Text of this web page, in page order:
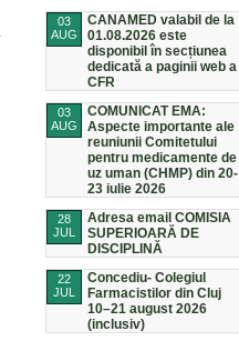
03
AUG
CANAMED valabil de la
01.08.2026 este
disponibil în secțiunea
dedicată a paginii web a
CFR
03
AUG
COMUNICAT EMA:
Aspecte importante ale
reuniunii Comitetului
pentru medicamente de
uz uman (CHMP) din 20-
23 iulie 2026
28
JUL
Adresa email COMISIA
SUPERIOARĂ DE
DISCIPLINĂ
22
JUL
Concediu- Colegiul
Farmacistilor din Cluj
10–21 august 2026
(inclusiv)